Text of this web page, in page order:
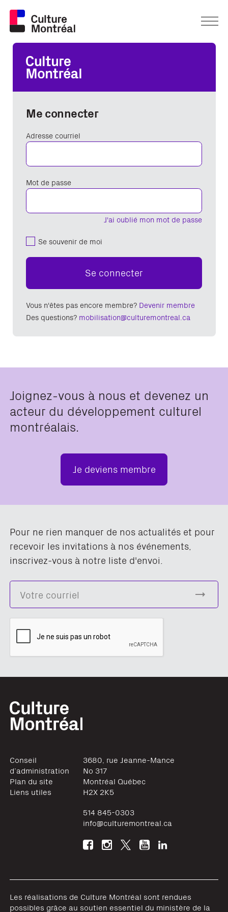
Me connecter
Adresse courriel
J'ai oublié mon mot de passe
Mot de passe
Se souvenir de moi
Se connecter
Vous n'êtes pas encore membre? Devenir membre
Des questions? mobilisation@culturemontreal.ca
Joignez-vous à nous et devenez un
acteur du développement culturel
montréalais.
Je deviens membre
Pour ne rien manquer de nos actualités et pour
recevoir les invitations à nos événements,
inscrivez-vous à notre liste d'envoi.
Conseil
d’administration
Plan du site
Liens utiles
3680, rue Jeanne-Mance
No 317
Montréal Québec
H2X 2K5
514 845-0303
info@culturemontreal.ca
Les réalisations de Culture Montréal sont rendues
possibles grâce au soutien essentiel du ministère de la